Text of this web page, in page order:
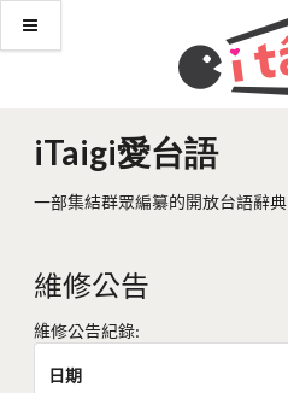
iTaigi愛台語
一部集結群眾編纂的開放台語辭典
維修公告
維修公告紀錄:
日期